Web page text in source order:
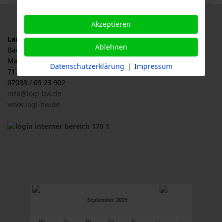
Landesverband für Obstbau, Garten und Landschaft
Baden-Württemberg e.V., LOGL
Malersbuckel 11
71263 Weil der Stadt
07033 / 69 23 902
info@logl-bw.de
www.logl-bw.de
September 2025
Akzeptieren
Ablehnen
Datenschutzerklärung | Impressum